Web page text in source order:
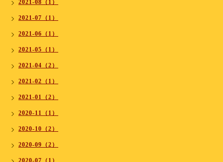
2021-08（1）
2021-07（1）
2021-06（1）
2021-05（1）
2021-04（2）
2021-02（1）
2021-01（2）
2020-11（1）
2020-10（2）
2020-09（2）
2020-07（1）